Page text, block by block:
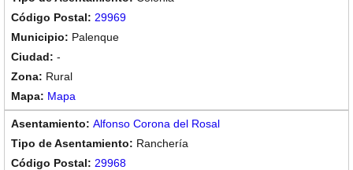
29969
Palenque
-
Rural
Mapa
Alfonso Corona del Rosal
Ranchería
29968